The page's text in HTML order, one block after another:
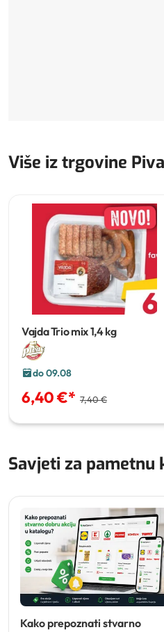
Više iz trgovine
Vajda Trio mix1,4 kg
do 09.08
6,40 €* 7,40 €
Savjeti za pametnu
Kako prepoznati stvarno